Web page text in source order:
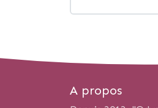
A propos